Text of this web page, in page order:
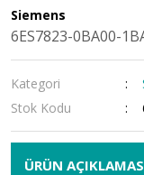
Siemens
6ES7823-0BA00-
Kategori
Stok Kodu
ÜRÜN